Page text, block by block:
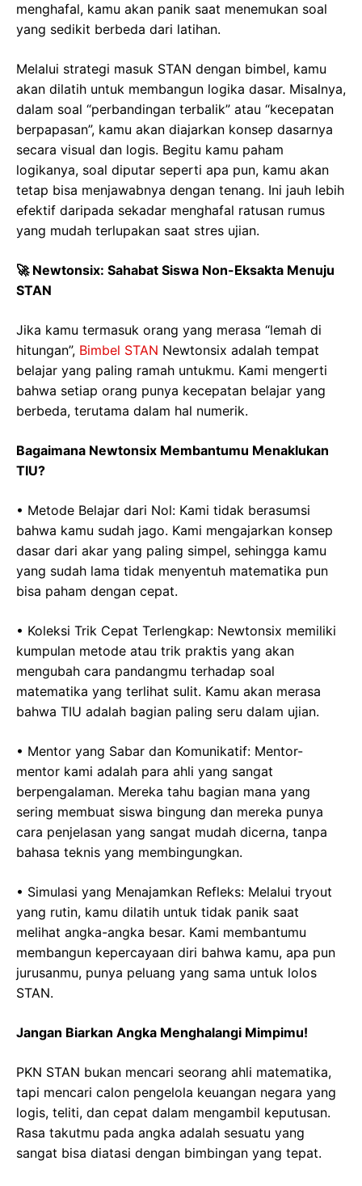
menghafal, kamu akan panik saat menemukan soal
yang sedikit berbeda dari latihan.
Melalui strategi masuk STAN dengan bimbel, kamu
akan dilatih untuk membangun logika dasar. Misalnya,
dalam soal “perbandingan terbalik” atau “kecepatan
berpapasan”, kamu akan diajarkan konsep dasarnya
secara visual dan logis. Begitu kamu paham
logikanya, soal diputar seperti apa pun, kamu akan
tetap bisa menjawabnya dengan tenang. Ini jauh lebih
efektif daripada sekadar menghafal ratusan rumus
yang mudah terlupakan saat stres ujian.
🚀 Newtonsix: Sahabat Siswa Non-Eksakta Menuju
STAN
Jika kamu termasuk orang yang merasa “lemah di
hitungan”, Bimbel STAN Newtonsix adalah tempat
belajar yang paling ramah untukmu. Kami mengerti
bahwa setiap orang punya kecepatan belajar yang
berbeda, terutama dalam hal numerik.
Bagaimana Newtonsix Membantumu Menaklukan
TIU?
• Metode Belajar dari Nol: Kami tidak berasumsi
bahwa kamu sudah jago. Kami mengajarkan konsep
dasar dari akar yang paling simpel, sehingga kamu
yang sudah lama tidak menyentuh matematika pun
bisa paham dengan cepat.
• Koleksi Trik Cepat Terlengkap: Newtonsix memiliki
kumpulan metode atau trik praktis yang akan
mengubah cara pandangmu terhadap soal
matematika yang terlihat sulit. Kamu akan merasa
bahwa TIU adalah bagian paling seru dalam ujian.
• Mentor yang Sabar dan Komunikatif: Mentor-
mentor kami adalah para ahli yang sangat
berpengalaman. Mereka tahu bagian mana yang
sering membuat siswa bingung dan mereka punya
cara penjelasan yang sangat mudah dicerna, tanpa
bahasa teknis yang membingungkan.
• Simulasi yang Menajamkan Refleks: Melalui tryout
yang rutin, kamu dilatih untuk tidak panik saat
melihat angka-angka besar. Kami membantumu
membangun kepercayaan diri bahwa kamu, apa pun
jurusanmu, punya peluang yang sama untuk lolos
STAN.
Jangan Biarkan Angka Menghalangi Mimpimu!
PKN STAN bukan mencari seorang ahli matematika,
tapi mencari calon pengelola keuangan negara yang
logis, teliti, dan cepat dalam mengambil keputusan.
Rasa takutmu pada angka adalah sesuatu yang
sangat bisa diatasi dengan bimbingan yang tepat.